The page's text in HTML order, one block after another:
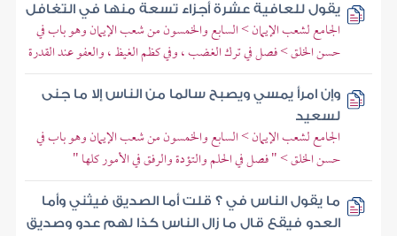
يقول للعافية عشرة أجزاء تسعة منها في التغافل
الجامع لشعب الإيمان > السابع والخمسون من شعب الإيمان وهو باب في
حسن الخلق > فصل في ترك الغضب ، وفي كظم الغيظ ، والعفو عند القدرة
وإن امرأ يمسي ويصبح سالما من الناس إلا ما جنى
لسعيد
الجامع لشعب الإيمان > السابع والخمسون من شعب الإيمان وهو باب في
حسن الخلق > " فصل في الحلم والتؤدة والرفق في الأمور كلها "
ما يقول الناس في ؟ قلت أما الصديق فيثني وأما
العدو فيقع قال ما زال الناس كذا لهم عدو وصديق